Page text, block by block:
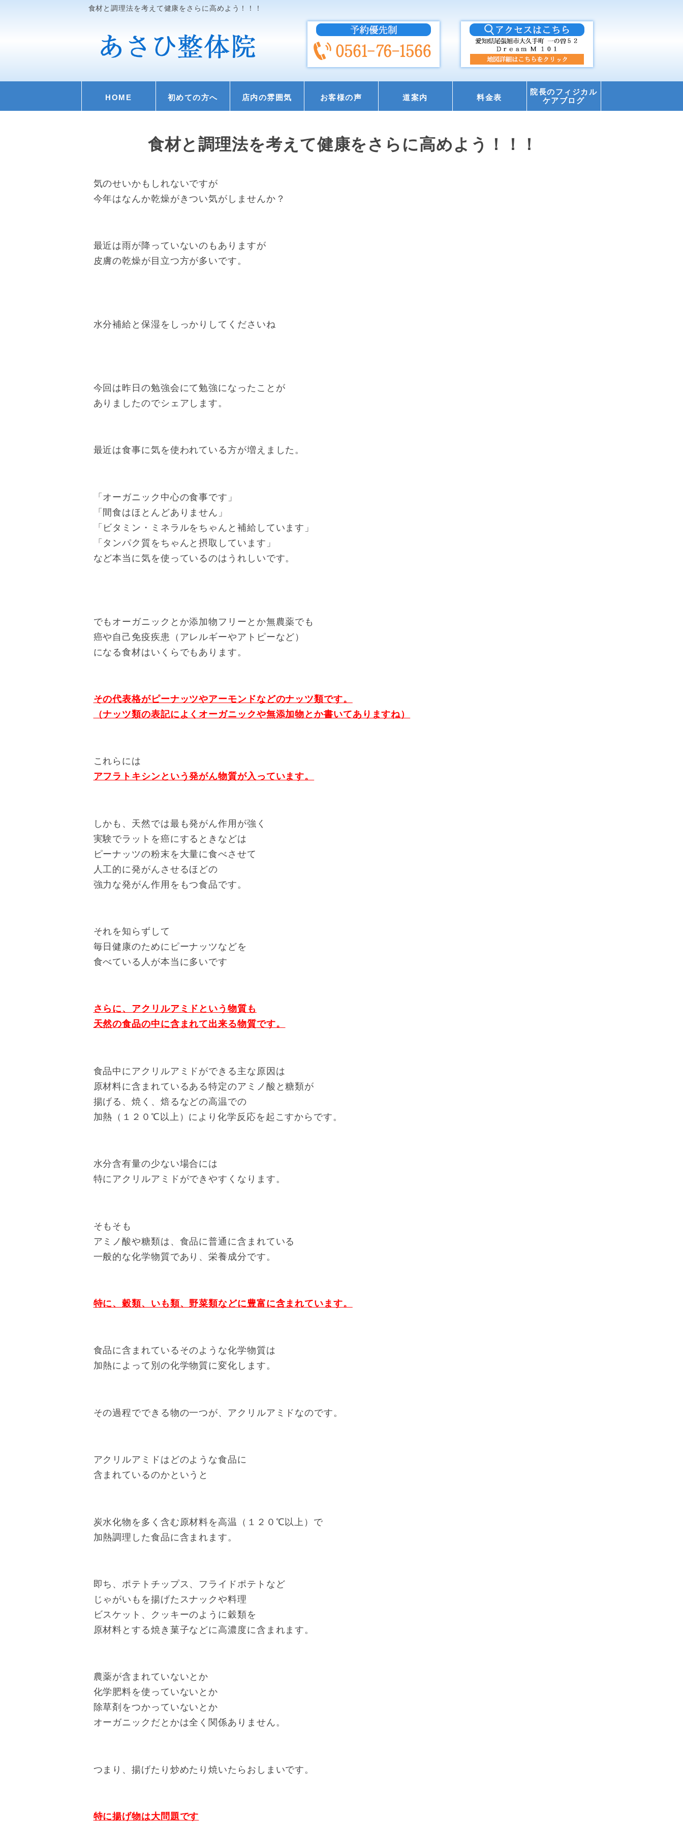
食材と調理法を考えて健康をさらに高めよう！！！
HOME 初めての方へ 店内の雰囲気 お客様の声 道案内 料金表
院長のフィジカル
ケアブログ
食材と調理法を考えて健康をさらに高めよう！！！
気のせいかもしれないですが
今年はなんか乾燥がきつい気がしませんか？
最近は雨が降っていないのもありますが
皮膚の乾燥が目立つ方が多いです。
水分補給と保湿をしっかりしてくださいね
今回は昨日の勉強会にて勉強になったことが
ありましたのでシェアします。
最近は食事に気を使われている方が増えました。
「オーガニック中心の食事です」
「間食はほとんどありません」
「ビタミン・ミネラルをちゃんと補給しています」
「タンパク質をちゃんと摂取しています」
など本当に気を使っているのはうれしいです。
でもオーガニックとか添加物フリーとか無農薬でも
癌や自己免疫疾患（アレルギーやアトピーなど）
になる食材はいくらでもあります。
その代表格がピーナッツやアーモンドなどのナッツ類です。
（ナッツ類の表記によくオーガニックや無添加物とか書いてありますね）
これらには
アフラトキシンという発がん物質が入っています。
しかも、天然では最も発がん作用が強く
実験でラットを癌にするときなどは
ピーナッツの粉末を大量に食べさせて
人工的に発がんさせるほどの
強力な発がん作用をもつ食品です。
それを知らずして
毎日健康のためにピーナッツなどを
食べている人が本当に多いです
さらに、アクリルアミドという物質も
天然の食品の中に含まれて出来る物質です。
食品中にアクリルアミドができる主な原因は
原材料に含まれているある特定のアミノ酸と糖類が
揚げる、焼く、焙るなどの高温での
加熱（１２０℃以上）により化学反応を起こすからです。
水分含有量の少ない場合には
特にアクリルアミドができやすくなります。
そもそも
アミノ酸や糖類は、食品に普通に含まれている
一般的な化学物質であり、栄養成分です。
特に、穀類、いも類、野菜類などに豊富に含まれています。
食品に含まれているそのような化学物質は
加熱によって別の化学物質に変化します。
その過程でできる物の一つが、アクリルアミドなのです。
アクリルアミドはどのような食品に
含まれているのかというと
炭水化物を多く含む原材料を高温（１２０℃以上）で
加熱調理した食品に含まれます。
即ち、ポテトチップス、フライドポテトなど
じゃがいもを揚げたスナックや料理
ビスケット、クッキーのように穀類を
原材料とする焼き菓子などに高濃度に含まれます。
農薬が含まれていないとか
化学肥料を使っていないとか
除草剤をつかっていないとか
オーガニックだとかは全く関係ありません。
つまり、揚げたり炒めたり焼いたらおしまいです。
特に揚げ物は大問題です